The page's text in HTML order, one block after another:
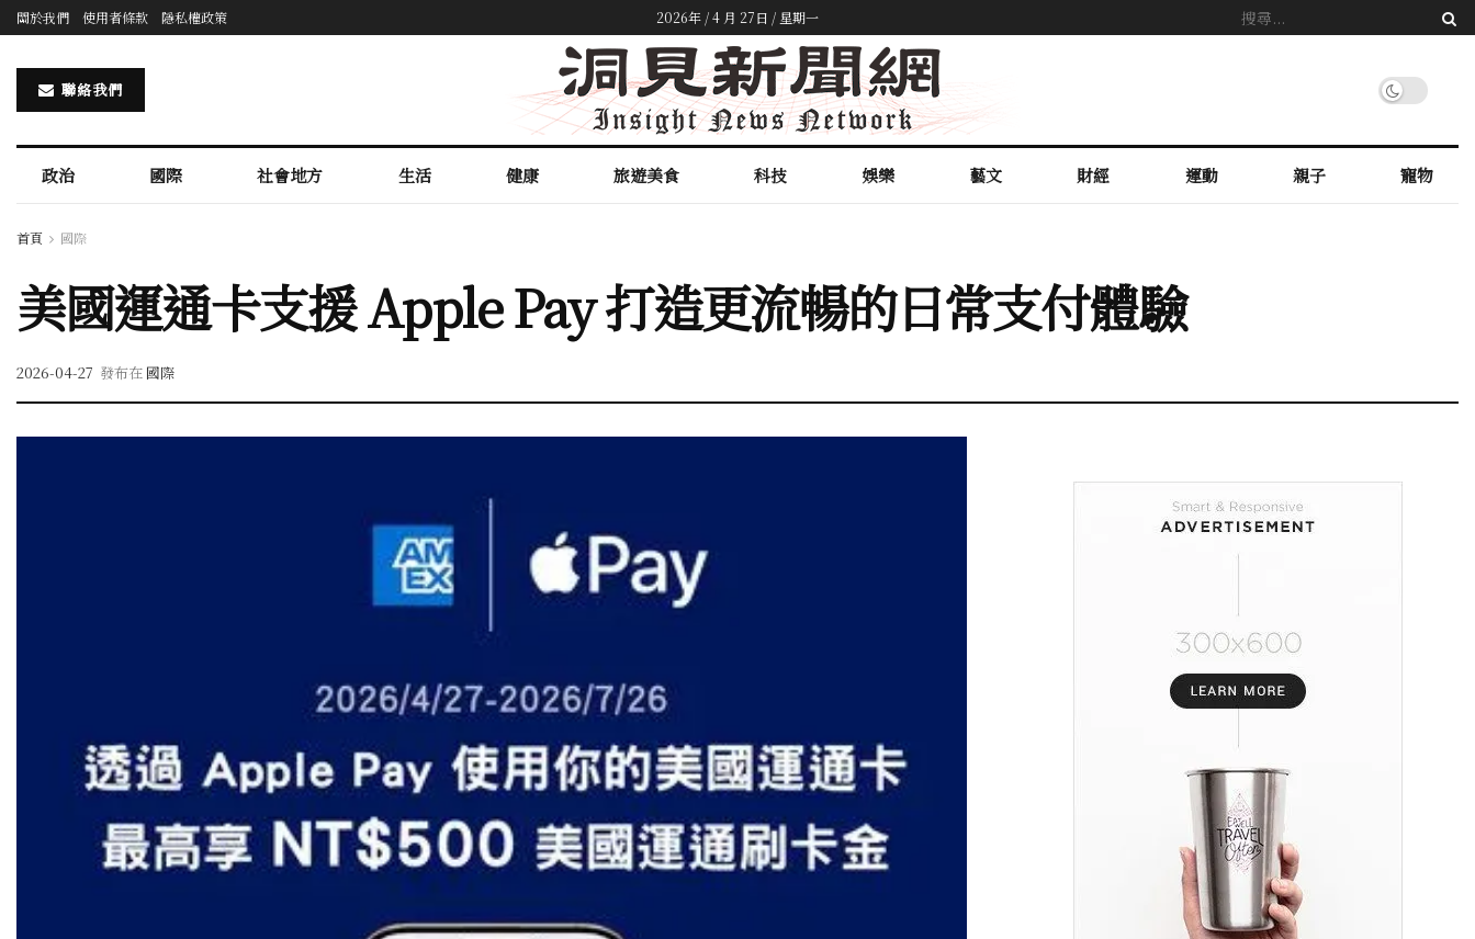
關於我們 使用者條款 隱私權政策 2026年 / 4 月 27日 / 星期一
聯絡我們
政治 國際 社會地方 生活 健康 旅遊美食 科技 娛樂 藝文 財經 運動 親子 寵物
首頁 國際
美國運通卡支援 Apple Pay 打造更流暢的日常支付體驗
2026-04-27 發布在 國際